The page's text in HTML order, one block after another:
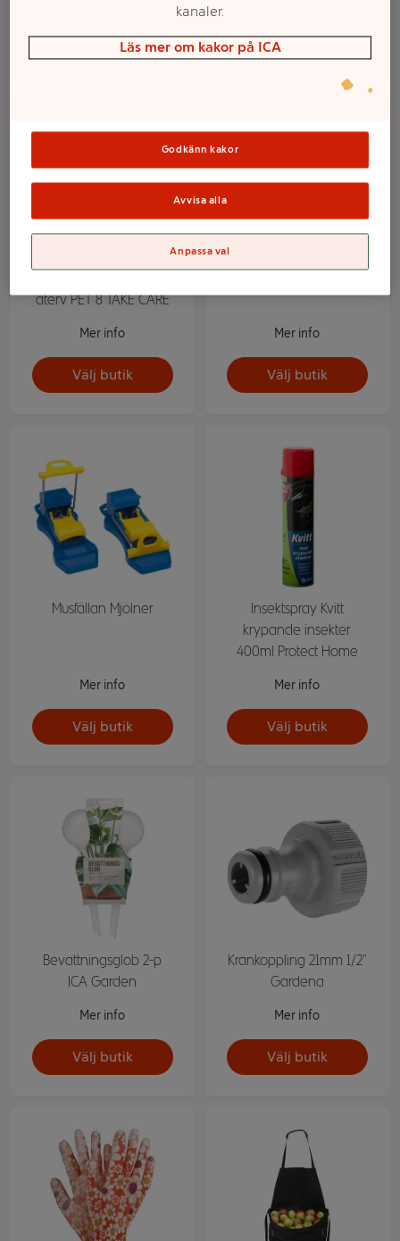
Välj butik Välj butik
återv PET 8 TAKE CARE
Mer info
Välj butik
Mer info
Välj butik
Musfällan Mjölner
Mer info
Välj butik
Insektspray Kvitt
krypande insekter
400ml Protect Home
Mer info
Välj butik
Bevattningsglob 2-p
ICA Garden
Mer info
Välj butik
Krankoppling 21mm 1/2"
Gardena
Mer info
Välj butik
kanaler.
Läs mer om kakor på ICA
Godkänn kakor
Avvisa alla
Anpassa val